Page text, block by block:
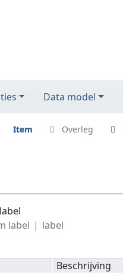
Data model
Item Overleg
label label
Beschrijving